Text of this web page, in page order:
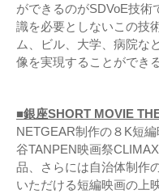
ができるのがSDVoE技術
識を必要としないこの技
ム、ビル、大学、病院な
像を実現することができ
■銀座SHORT MOVIE
NETGEAR制作の８K短
谷TANPEN映画祭
品、さらには自治体制作
いただける短編映画の上